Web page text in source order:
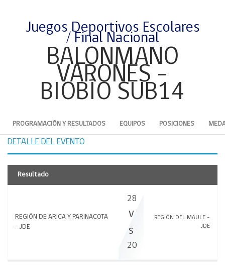
Juegos Deportivos Escolares
/ Final Nacional
BALONMANO
VARONES -
BIOBÍO SUB14
PROGRAMACIÓN Y RESULTADOS EQUIPOS POSICIONES
DETALLE DEL EVENTO
Resultado
REGIÓN DE ARICA Y PARINACOTA
- JDE
28
v
s
20
REGIÓN DEL MAULE -
JDE